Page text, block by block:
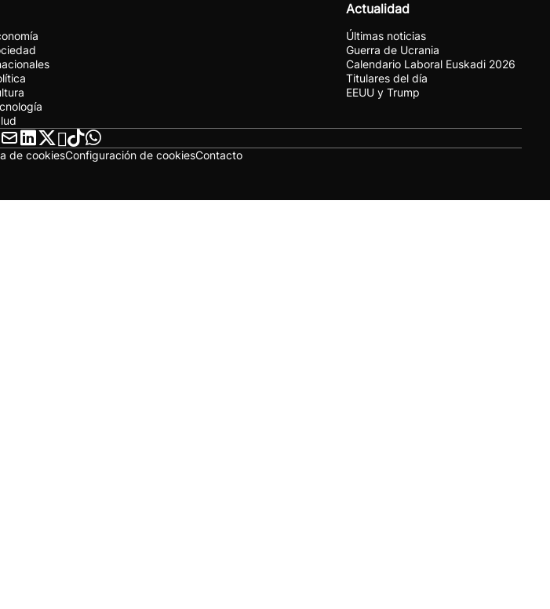
Actualidad
Últimas noticias
Guerra de Ucrania
Calendario Laboral Euskadi 2026
Titulares del día
EEUU y Trump
de cookiesConfiguración de cookiesContacto